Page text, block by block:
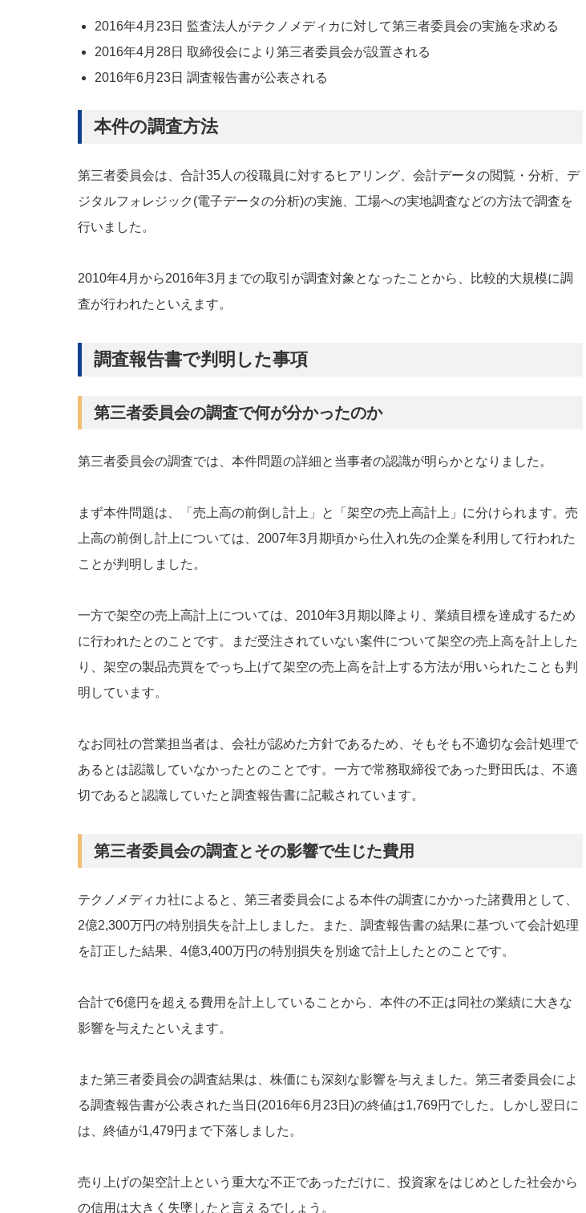
2016年4月23日 監査法人がテクノメディカに対して第三者委員会の実施を求める
2016年4月28日 取締役会により第三者委員会が設置される
2016年6月23日 調査報告書が公表される
本件の調査方法
第三者委員会は、合計35人の役職員に対するヒアリング、会計データの閲覧・分析、デ
ジタルフォレジック(電子データの分析)の実施、工場への実地調査などの方法で調査を
行いました。
2010年4月から2016年3月までの取引が調査対象となったことから、比較的大規模に調
査が行われたといえます。
調査報告書で判明した事項
第三者委員会の調査で何が分かったのか
第三者委員会の調査では、本件問題の詳細と当事者の認識が明らかとなりました。
まず本件問題は、「売上高の前倒し計上」と「架空の売上高計上」に分けられます。売
上高の前倒し計上については、2007年3月期頃から仕入れ先の企業を利用して行われた
ことが判明しました。
一方で架空の売上高計上については、2010年3月期以降より、業績目標を達成するため
に行われたとのことです。まだ受注されていない案件について架空の売上高を計上した
り、架空の製品売買をでっち上げて架空の売上高を計上する方法が用いられたことも判
明しています。
なお同社の営業担当者は、会社が認めた方針であるため、そもそも不適切な会計処理で
あるとは認識していなかったとのことです。一方で常務取締役であった野田氏は、不適
切であると認識していたと調査報告書に記載されています。
第三者委員会の調査とその影響で生じた費用
テクノメディカ社によると、第三者委員会による本件の調査にかかった諸費用として、
2億2,300万円の特別損失を計上しました。また、調査報告書の結果に基づいて会計処理
を訂正した結果、4億3,400万円の特別損失を別途で計上したとのことです。
合計で6億円を超える費用を計上していることから、本件の不正は同社の業績に大きな
影響を与えたといえます。
また第三者委員会の調査結果は、株価にも深刻な影響を与えました。第三者委員会によ
る調査報告書が公表された当日(2016年6月23日)の終値は1,769円でした。しかし翌日に
は、終値が1,479円まで下落しました。
売り上げの架空計上という重大な不正であっただけに、投資家をはじめとした社会から
の信用は大きく失墜したと言えるでしょう。